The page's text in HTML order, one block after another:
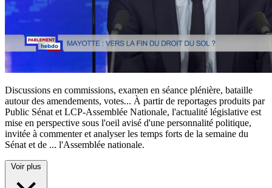
Discussions en commissions, examen en séance plénière, bataille
autour des amendements, votes... À partir de reportages produits par
Public Sénat et LCP-Assemblée Nationale, l'actualité législative est
mise en perspective sous l'oeil avisé d'une personnalité politique,
invitée à commenter et analyser les temps forts de la semaine du
Sénat et de ... l'Assemblée nationale.
Voir plus